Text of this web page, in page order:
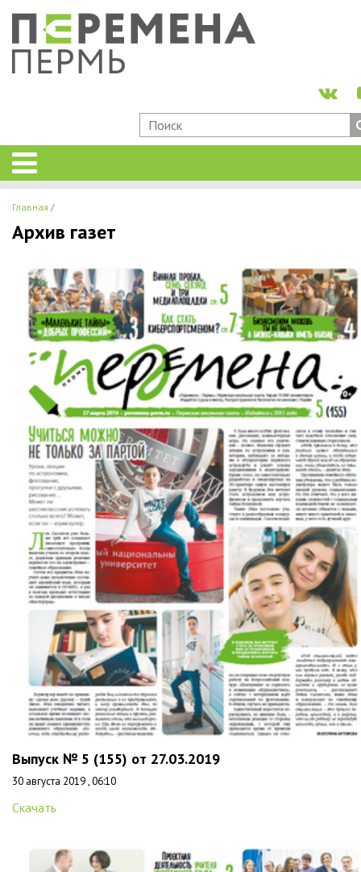
Главная
Архив газет
Выпуск № 5 (155) от 27.03.2019
30 августа 2019 , 06:10
Скачать